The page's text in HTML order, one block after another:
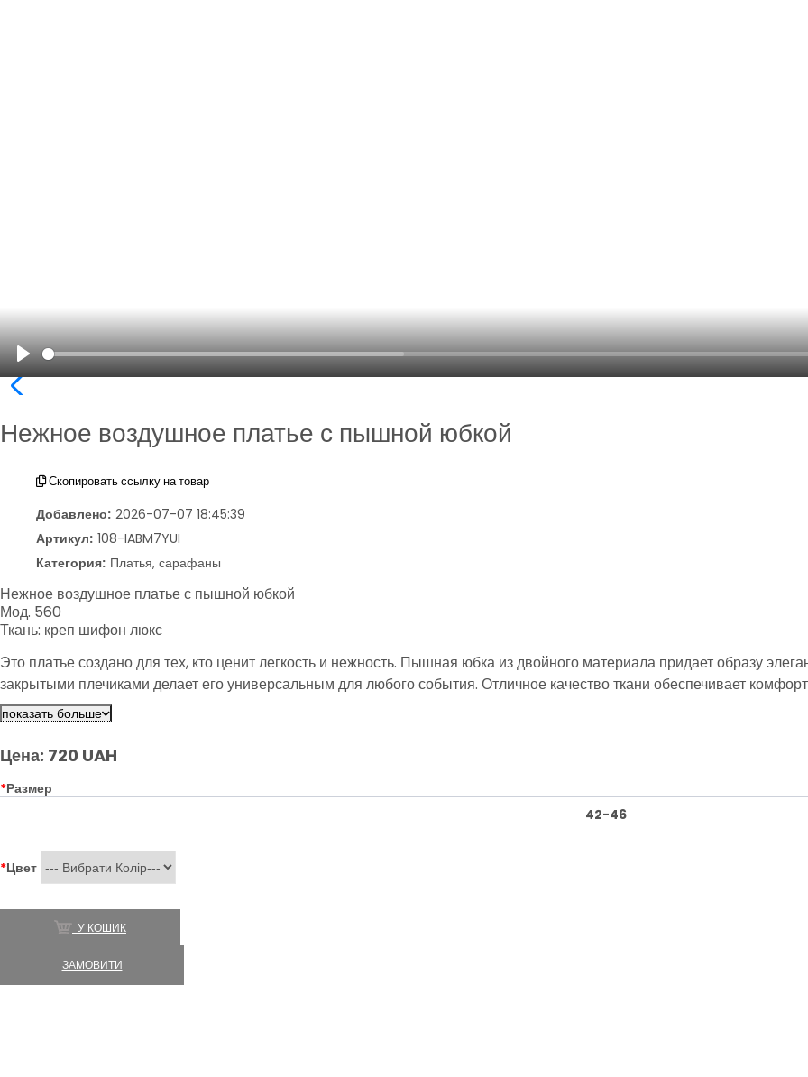
Play
Нежное воздушное платье с пышной юбкой
Скопировать ссылку на товар
Добавлено: 2026-07-07 18:45:39
Артикул: 108-IABM7YUI
Категория: Платья, сарафаны
Нежное воздушное платье с пышной юбкой
Мод. 560
Ткань: креп шифон люкс
Это платье создано для тех, кто ценит легкость и нежность. Пышная юбка из двойного материала придает образу
закрытыми плечиками делает его универсальным для любого события. Отличное качество ткани обеспечивает
показать больше
Цена: 720 UAH
*Размер
42-46
*Цвет
У КОШИК
ЗАМОВИТИ